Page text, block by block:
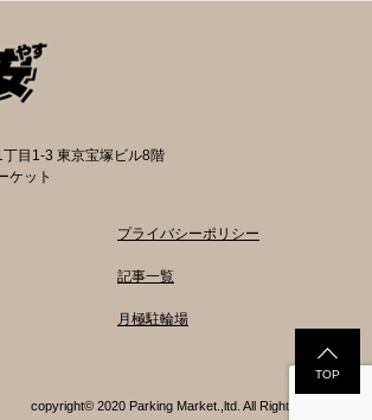
ちら 堺市で撤去された場合 三国ヶ丘自転車
返還所 住所 堺区向陵東町1丁12-15 電話 三
丘自転車保管返還所 最寄駅 南海高野線百舌
幡駅東出口 徒歩5分 返還の際に必要な書
HPはこちら 吹田市で撤去された場合 片山
所 住所 吹田市片山町1丁目22番 電話 06-
際に必要な書類 返還料 3,000円 自転車の鍵
登録申請書を窓口に提出ではなく、Web上
利用登録になります。 利用料金 登録手数料
です。 定期利用料金 西三荘駅駐輪センター
あり 一般：2,100円／月 屋根あり 障害者：
2,000円／月 屋根あり 学生：1,800円／月
あり 障害者：1,000円／月 各駐輪場で定期
会社にお問い合わせください。 一時利用料
守口市HPはこちら 堺市の自転車駐輪場 利
車駐輪場の管理事務所で行ってください。 利
料金 登録手数料 不要です。 定期利用料金 立
：地階・1階・2階 一般：2,090円／月 学生：
円／月 減免：1,040円／月 立体：上記以
目1-3 東京宝塚ビル8階
ケット
プライバシーポリシー
記事一覧
月極駐輪場
copyright© 2020 Parking Market.,ltd. All Rights Reserved.
TOP